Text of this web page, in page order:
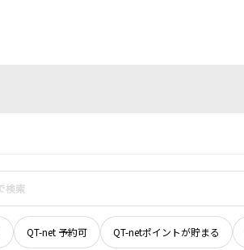
QT-net 予約可 QT-netポイントが貯まる